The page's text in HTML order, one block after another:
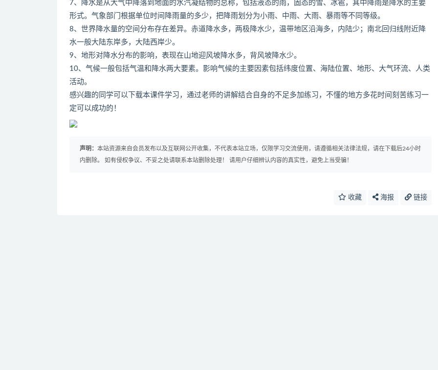
7、降水是从大气中降落到地面的水汽凝结物的总称，包括液态的雨，固态的雪、冰雹，其中降雨是降水的主要
形式。气象部门根据单位时间降雨量的多少，把降雨划分为小雨、中雨、大雨、暴雨等不同等级。
8、世界降水量的空间分布存在差异。赤道降水多，两极降水少，温带地区沿海多，内陆少；南北回归线附近降
水一般大陆东岸多，大陆西岸少。
9、地形对降水分布的影响，表现在山地迎风坡降水多，背风坡降水少。
10、气候一般包括气温和降水两大要素。影响气候的主要因素包括纬度位置、海陆位置、地形、大气环流、人类
活动。
感兴趣的同学可以下载本课件学习，通过老师的讲解结合自身的不足多加练习，不懂的地方多花时间刻苦练习一
定可以成功的！
声明： 本站资源来自会员发布以及互联网公开收集，不代表本站立场，仅限学习交流使用，请遵循相关法律法规，请在下载后24小时
内删除。 如有侵权争议、不妥之处请联系本站删除处理！ 请用户仔细辨认内容的真实性，避免上当受骗！
收藏 海报 链接